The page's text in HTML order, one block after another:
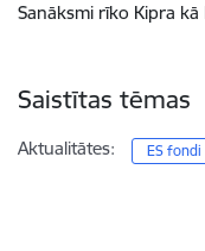
Sanāksmi rīko Kipra kā
Saistītas tēmas
Aktualitātes: ES fondi